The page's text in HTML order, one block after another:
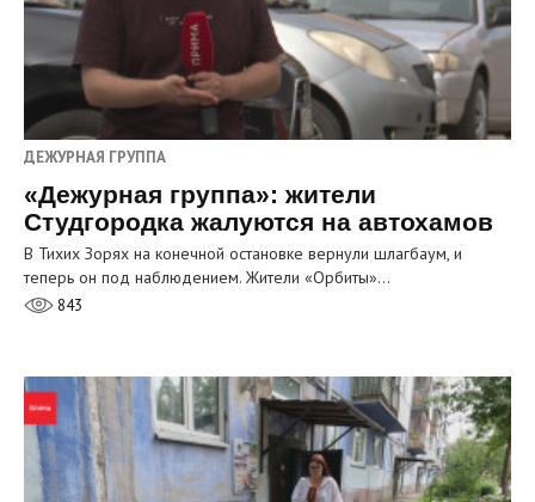
ДЕЖУРНАЯ ГРУППА
«Дежурная группа»: жители
Студгородка жалуются на автохамов
В Тихих Зорях на конечной остановке вернули шлагбаум, и
теперь он под наблюдением. Жители «Орбиты»…
843